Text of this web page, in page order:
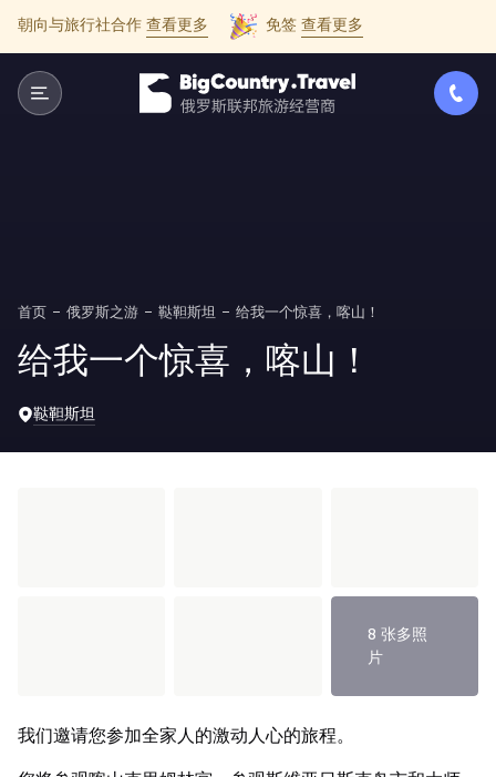
朝向与旅行社合作 查看更多 免签 查看更多
首页 俄罗斯之游 鞑靼斯坦 给我一个惊喜，喀山！
给我一个惊喜，喀山！
鞑靼斯坦
8 张多照
片
我们邀请您参加全家人的激动人心的旅程。